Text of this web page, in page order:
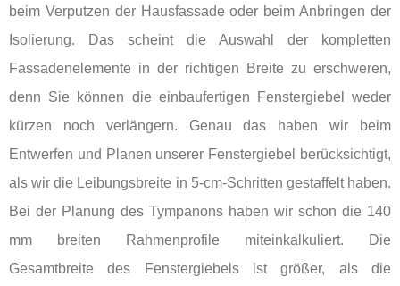
beim Verputzen der Hausfassade oder beim Anbringen der
Isolierung. Das scheint die Auswahl der kompletten
Fassadenelemente in der richtigen Breite zu erschweren,
denn Sie können die einbaufertigen Fenstergiebel weder
kürzen noch verlängern. Genau das haben wir beim
Entwerfen und Planen unserer Fenstergiebel berücksichtigt,
als wir die Leibungsbreite in 5-cm-Schritten gestaffelt haben.
Bei der Planung des Tympanons haben wir schon die 140
mm breiten Rahmenprofile miteinkalkuliert. Die
Gesamtbreite des Fenstergiebels ist größer, als die